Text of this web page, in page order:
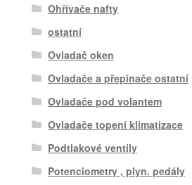
Ohřívače nafty
ostatní
Ovladač oken
Ovladače a přepínače ostatní
Ovladače pod volantem
Ovladače topení klimatizace
Podtlakové ventily
Potenciometry , plyn. pedály